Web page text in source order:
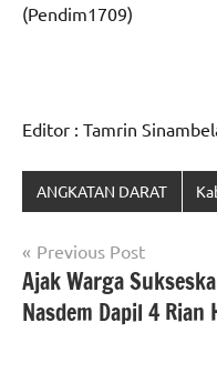
(Pendim1709)
Editor : Tamrin
ANGKATAN DARAT
Navigasi
pos
Previous Post
Ajak Warga
Nasdem Dapil 4